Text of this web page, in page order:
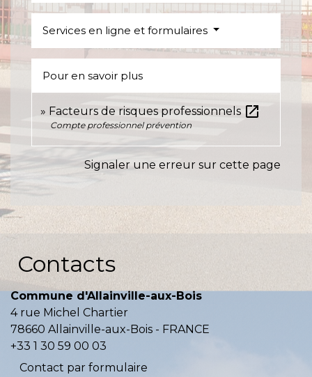
Services en ligne et formulaires
Pour en savoir plus
Facteurs de risques professionnels open_in_new
Compte professionnel prévention
Signaler une erreur sur cette page
Contacts
Commune d'Allainville-aux-Bois
4 rue Michel Chartier
78660 Allainville-aux-Bois - FRANCE
+33 1 30 59 00 03
Contact par formulaire